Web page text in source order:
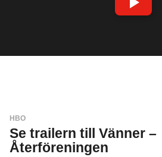
S
A
HBO
Se trailern till Vänner –
Återföreningen